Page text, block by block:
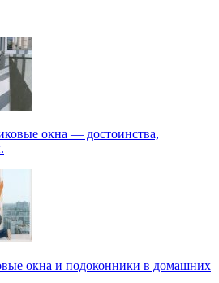
окна — достоинства,
окна и подоконники в домашних